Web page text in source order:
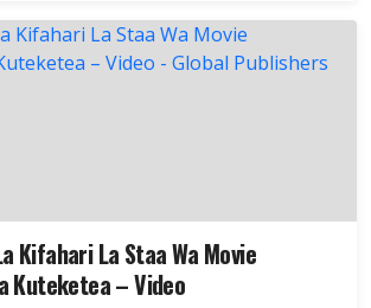
Kifahari La Staa Wa Movie
Kuteketea – Video